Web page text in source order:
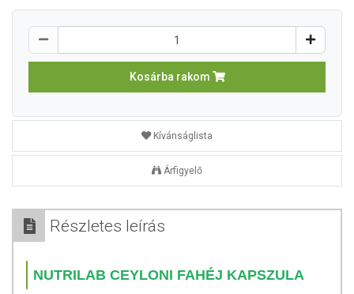
Kosárba rakom
Kívánságlista
Árfigyelő
Részletes leírás
NUTRILAB CEYLONI FAHÉJ KAPSZULA